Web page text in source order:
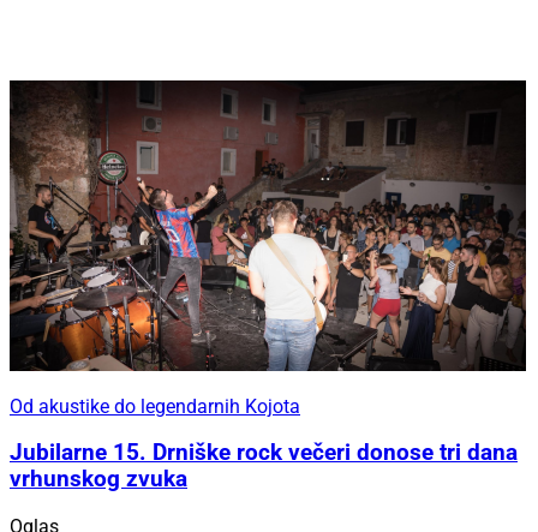
Od akustike do legendarnih Kojota
Jubilarne 15. Drniške rock večeri donose tri dana
vrhunskog zvuka
Oglas